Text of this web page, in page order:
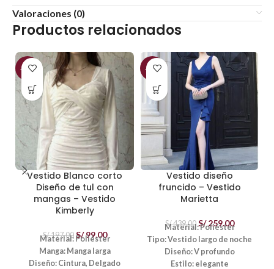
Valoraciones (0)
Productos relacionados
-50%
Vestido Blanco corto
Diseño de tul con
mangas – Vestido
Kimberly
S/197.00 S/99.00
Material: Poliéster
Manga: Manga larga
Diseño: Cintura, Delgado
-41%
Vestido diseño
fruncido – Vestido
Marietta
S/439.00 S/259.00
Material: Poliéster
Tipo: Vestido largo de noche
Diseño: V profundo
Estilo: elegante